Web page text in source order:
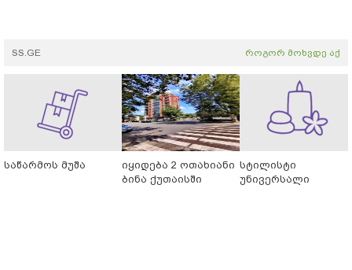
SS.GE როგორ მოხვდე აქ
საწარმოს მუშა
იყიდება 2 ოთახიანი
ბინა ქუთაისში
სტილისტი
უნივერსალი